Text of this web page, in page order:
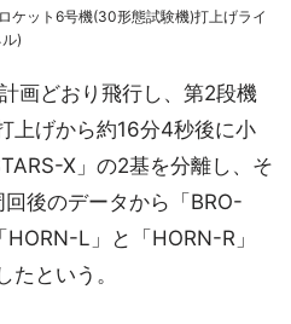
ケット6号機(30形態試験機)打上げライ
)
画どおり飛行し、第2段機
上げから約16分4秒後に小
X」の2基を分離し、そ
後のデータから「BRO-
L」と「HORN-R」
という。